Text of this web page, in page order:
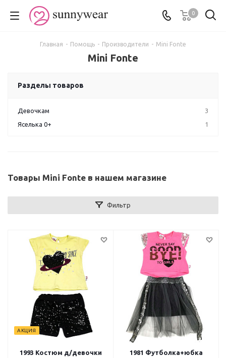
0
Главная - Помощь - Производители - Mini Fonte
Mini Fonte
Разделы товаров
Девочкам
3
Яселька 0+
1
Товары Mini Fonte в нашем магазине
Фильтр
АКЦИЯ
1993 Костюм д/девочки
1981 Футболка+юбка